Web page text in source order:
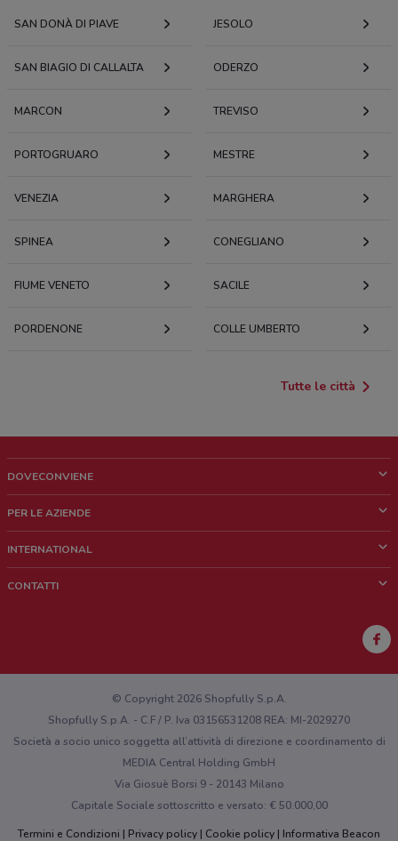
SAN DONÀ DI PIAVE JESOLO
SAN BIAGIO DI CALLALTA ODERZO
MARCON TREVISO
PORTOGRUARO MESTRE
VENEZIA MARGHERA
SPINEA CONEGLIANO
FIUME VENETO SACILE
PORDENONE COLLE UMBERTO
Tutte le città
DOVECONVIENE
Chi siamo
Lavora con noi
PER LE AZIENDE
Richieste commerciali e marketing
INTERNATIONAL
CONTATTI
Hai un malfunzionamento sul web o sull'app?
© Copyright 2026 Shopfully S.p.A.
Shopfully S.p.A. - C.F / P. Iva 03156531208 REA: MI-2029270
Società a socio unico soggetta all’attività di direzione e coordinamento di
MEDIA Central Holding GmbH
Via Giosuè Borsi 9 - 20143 Milano
Capitale Sociale sottoscritto e versato: € 50.000,00
Termini e Condizioni
Privacy policy Cookie policy Informativa Beacon